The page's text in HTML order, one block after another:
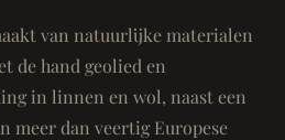
van natuurlijke materialen
de hand geolied en
in linnen en wol, naast een
meer dan veertig Europese